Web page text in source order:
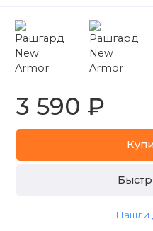
3 590 ₽
Нашли